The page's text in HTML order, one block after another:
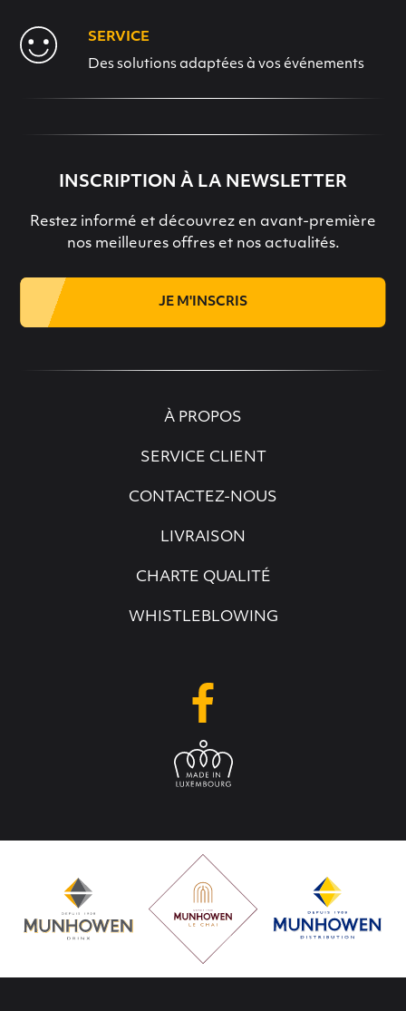
SERVICE
Des solutions adaptées à vos événements
INSCRIPTION À LA NEWSLETTER
Restez informé et découvrez en avant-première
nos meilleures offres et nos actualités.
JE M'INSCRIS
À PROPOS
SERVICE CLIENT
CONTACTEZ-NOUS
LIVRAISON
CHARTE QUALITÉ
WHISTLEBLOWING